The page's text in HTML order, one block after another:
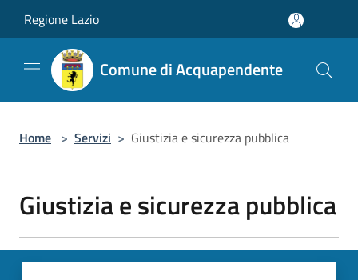
Regione Lazio
Comune di Acquapendente
Home > Servizi > Giustizia e sicurezza pubblica
Giustizia e sicurezza pubblica